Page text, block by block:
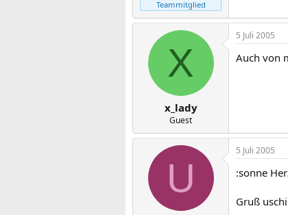
Teammitglied
X
x_lady
Guest
5 Juli 2005
Auch von
U
5 Juli 2005
:sonne
Gruß uschi